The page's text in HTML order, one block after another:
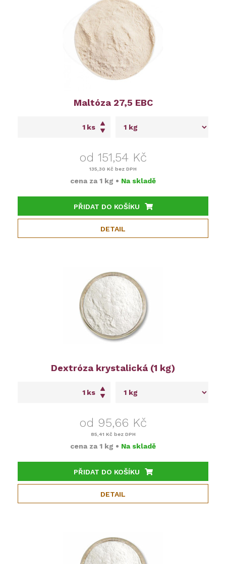
Maltóza 27,5 EBC
ks
od 151,54 Kč
135,30 Kč bez DPH
cena za 1 kg • Na skladě
PŘIDAT DO KOŠÍKU
DETAIL
Dextróza krystalická (1 kg)
ks
od 95,66 Kč
85,41 Kč bez DPH
cena za 1 kg • Na skladě
PŘIDAT DO KOŠÍKU
DETAIL